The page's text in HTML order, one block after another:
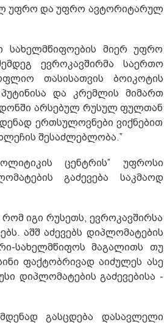
უფრო და უფრო ავტორიტარულ
სახელმწიფოების მიერ უფრო
ევროკავშირმა საერთო
თასისათვის ბოიკოტის
და კრემლის მიმართ
არსებულ რუსულ ფულთან
ერთსულოვნები ვიქნებით
შესაძლებლობა.”
ცენტრის” უფროსი
გაძევება საკმაოდ
იგი რუსეთს, ევროკავშირსა
აშშ აძევებს დიპლომატების
სახელმწიფოს მაგალითს თუ
ფაქტობრივად აიძულეს ასე
დიპლომატების გაძევებისა -
გასცდება დასავლელი